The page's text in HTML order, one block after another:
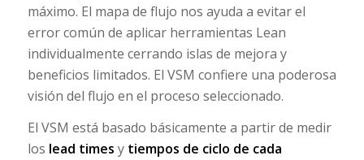
máximo. El mapa de flujo nos ayuda a evitar el
error común de aplicar herramientas Lean
individualmente cerrando islas de mejora y
beneficios limitados. El VSM confiere una poderosa
visión del flujo en el proceso seleccionado.
El VSM está basado básicamente a partir de medir
los lead times y tiempos de ciclo de cada